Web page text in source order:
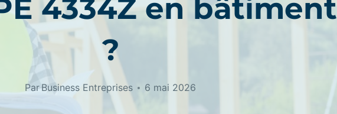
4334Z en bâtiment
?
ParBusiness Entreprises 6 mai 2026